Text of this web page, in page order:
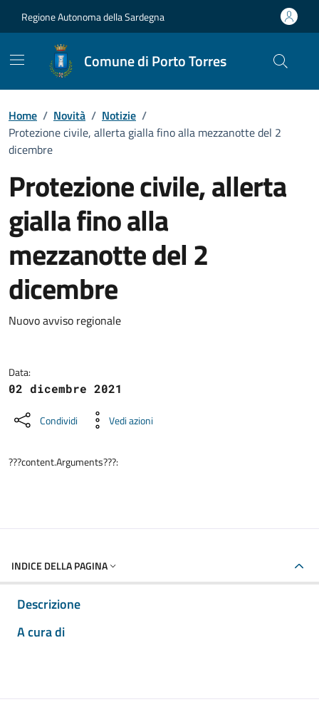
Regione Autonoma della Sardegna
Comune di Porto Torres
Home / Novità / Notizie /
Protezione civile, allerta gialla fino alla mezzanotte del 2
dicembre
Protezione civile, allerta
gialla fino alla
mezzanotte del 2
dicembre
Dettagli della notizia
Nuovo avviso regionale
Data:
02 dicembre 2021
Condividi Vedi azioni
???content.Arguments???:
INDICE DELLA PAGINA
Descrizione
A cura di